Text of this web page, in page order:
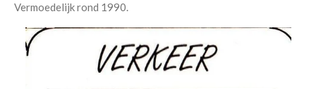
Vermoedelijk rond 1990.